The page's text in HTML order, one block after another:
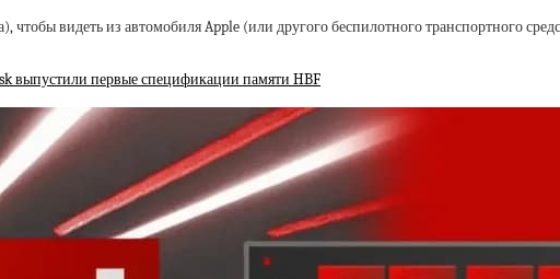
видеть из автомобиля Apple (или другого беспилотного транспортного
выпустили первые спецификации памяти HBF